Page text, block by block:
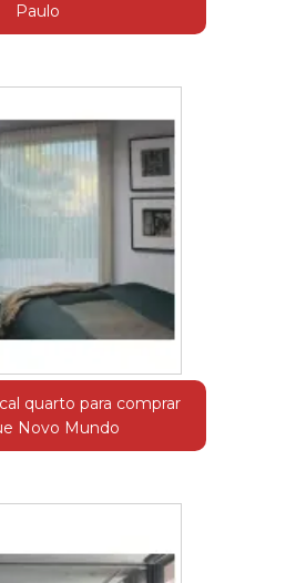
Paulo
quarto para comprar
Novo Mundo